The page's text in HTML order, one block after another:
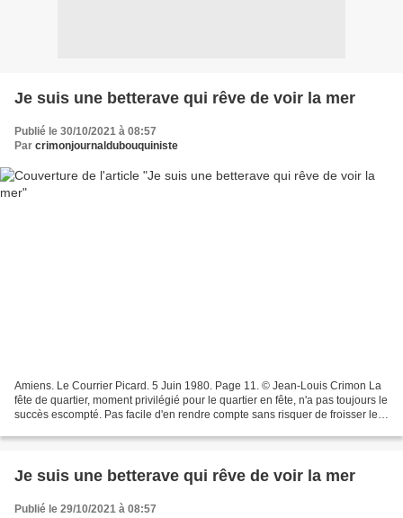
Je suis une betterave qui rêve de voir la mer
Publié le 30/10/2021 à 08:57
Par crimonjournaldubouquiniste
Amiens. Le Courrier Picard. 5 Juin 1980. Page 11. © Jean-Louis Crimon La
fête de quartier, moment privilégié pour le quartier en fête, n'a pas toujours le
succès escompté. Pas facile d'en rendre compte sans risquer de froisser les
Je suis une betterave qui rêve de voir la mer
Publié le 29/10/2021 à 08:57